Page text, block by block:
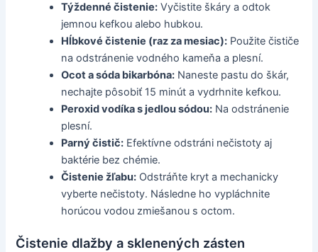
Týždenné čistenie: Vyčistite škáry a odtok
jemnou kefkou alebo hubkou.
Hĺbkové čistenie (raz za mesiac): Použite čističe
na odstránenie vodného kameňa a plesní.
Ocot a sóda bikarbóna: Naneste pastu do škár,
nechajte pôsobiť 15 minút a vydrhnite kefkou.
Peroxid vodíka s jedlou sódou: Na odstránenie
plesní.
Parný čistič: Efektívne odstráni nečistoty aj
baktérie bez chémie.
Čistenie žľabu: Odstráňte kryt a mechanicky
vyberte nečistoty. Následne ho vypláchnite
horúcou vodou zmiešanou s octom.
Čistenie dlažby a sklenených zásten